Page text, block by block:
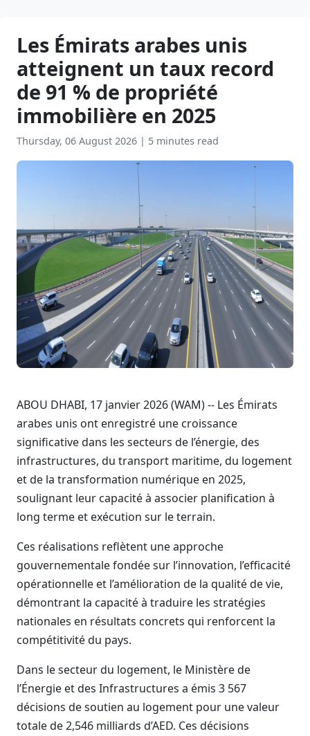
Les Émirats arabes unis
atteignent un taux record
de 91 % de propriété
immobilière en 2025
Thursday, 06 August 2026 | 5 minutes read
ABOU DHABI, 17 janvier 2026 (WAM) -- Les Émirats
arabes unis ont enregistré une croissance
significative dans les secteurs de l’énergie, des
infrastructures, du transport maritime, du logement
et de la transformation numérique en 2025,
soulignant leur capacité à associer planification à
long terme et exécution sur le terrain.
Ces réalisations reflètent une approche
gouvernementale fondée sur l’innovation, l’efficacité
opérationnelle et l’amélioration de la qualité de vie,
démontrant la capacité à traduire les stratégies
nationales en résultats concrets qui renforcent la
compétitivité du pays.
Dans le secteur du logement, le Ministère de
l’Énergie et des Infrastructures a émis 3 567
décisions de soutien au logement pour une valeur
totale de 2,546 milliards d’AED. Ces décisions